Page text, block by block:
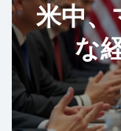
米中、
な